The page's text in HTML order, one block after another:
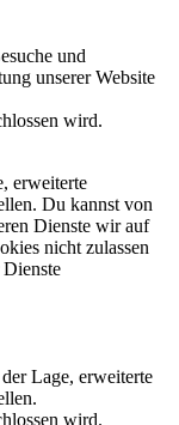
und
unserer Website
wird.
erweiterte
Du kannst von
Dienste wir auf
nicht zulassen
Lage, erweiterte
wird.